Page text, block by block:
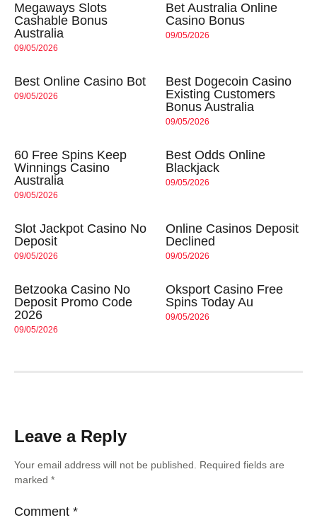
Megaways Slots
Cashable Bonus
Australia
09/05/2026
Bet Australia Online
Casino Bonus
09/05/2026
Best Online Casino Bot
09/05/2026
Best Dogecoin Casino
Existing Customers
Bonus Australia
09/05/2026
60 Free Spins Keep
Winnings Casino
Australia
09/05/2026
Best Odds Online
Blackjack
09/05/2026
Slot Jackpot Casino No
Deposit
09/05/2026
Online Casinos Deposit
Declined
09/05/2026
Betzooka Casino No
Deposit Promo Code
2026
09/05/2026
Oksport Casino Free
Spins Today Au
09/05/2026
Leave a Reply
Your email address will not be published.
Required fields are
marked *
Comment *